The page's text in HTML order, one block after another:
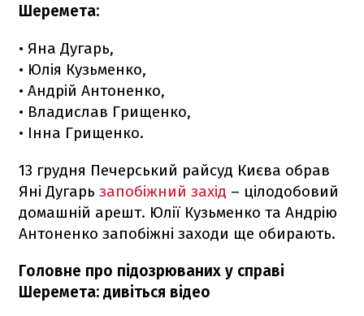
Шеремета:
• Яна Дугарь,
• Юлія Кузьменко,
• Андрій Антоненко,
• Владислав Грищенко,
• Інна Грищенко.
13 грудня Печерський райсуд Києва обрав
Яні Дугарь запобіжний захід – цілодобовий
домашній арешт. Юлії Кузьменко та Андрію
Антоненко запобіжні заходи ще обирають.
Головне про підозрюваних у справі
Шеремета: дивіться відео